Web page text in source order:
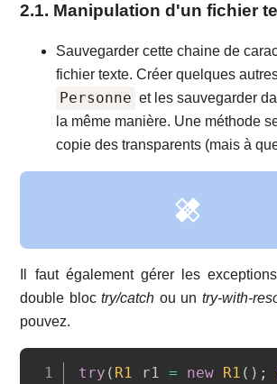
2.1. Manipulation d'un fichier
Sauvegarder cette chaine de
fichier texte. Créer quelques
Personne et les sauvegarder
la même manière. Une méthode
copie des transparents (mais à
Il faut également gérer les
double bloctry/catch ou untry-with-
pouvez.
try ( R1 r1 = new R1 ( ) ;